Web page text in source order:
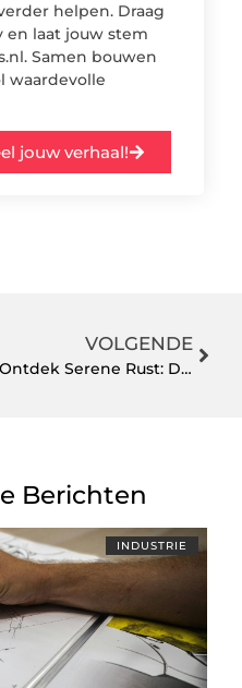
helpen. Draag
en laat jouw stem
Samen bouwen
waardevolle
jouw verhaal!
VOLGENDE
Ontdek Serene Rust: De Ultieme Gids voor Massages in Haarlem
Berichten
INDUSTRIE